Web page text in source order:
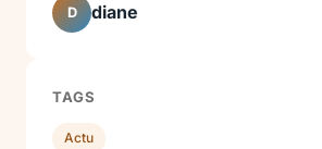
D diane
TAGS
Actu